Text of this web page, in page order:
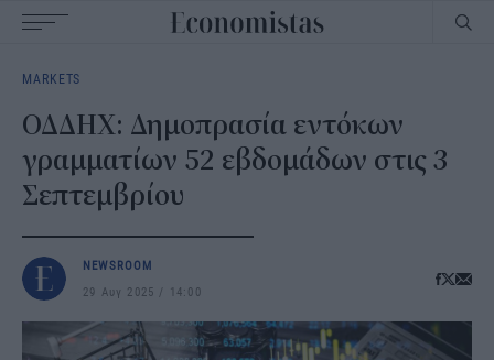
navigation
MARKETS
ΟΔΔΗΧ: Δημοπρασία εντόκων
γραμματίων 52 εβδομάδων στις 3
Σεπτεμβρίου
NEWSROOM
29 Αυγ 2025
14:00